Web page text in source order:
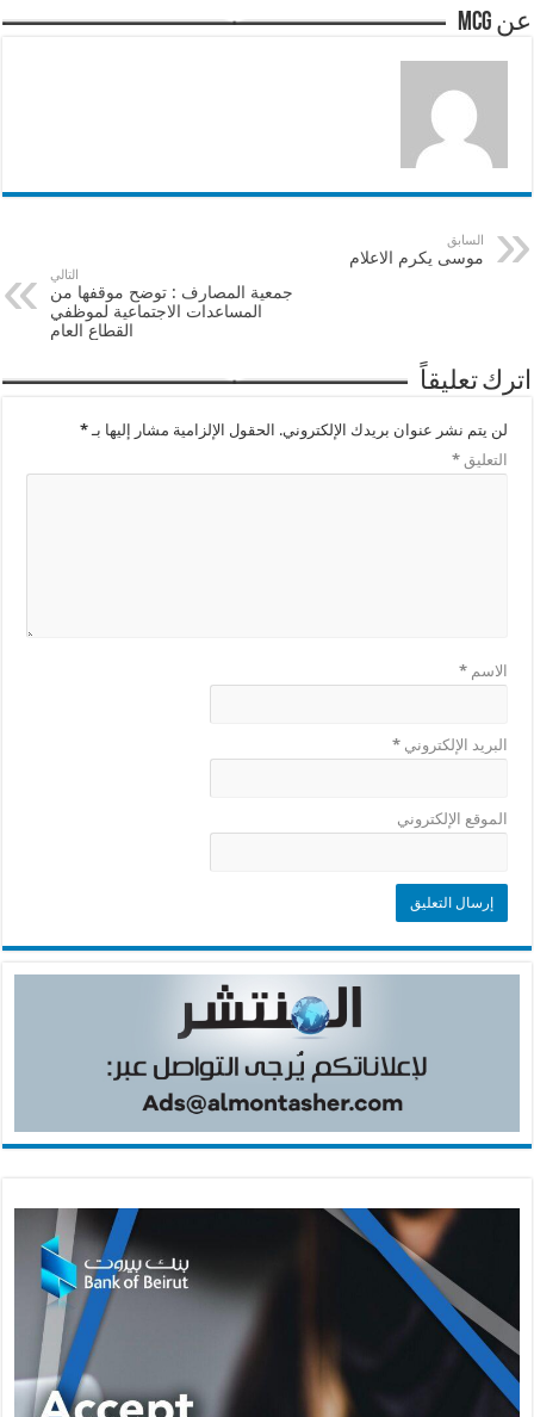
عن mcg
السابق
موسى يكرم الاعلام
التالي
جمعية المصارف : توضح موقفها من
المساعدات الاجتماعية لموظفي
القطاع العام
اترك تعليقاً
لن يتم نشر عنوان بريدك الإلكتروني. الحقول الإلزامية مشار إليها بـ*
التعليق*
الاسم*
البريد الإلكتروني*
الموقع الإلكتروني